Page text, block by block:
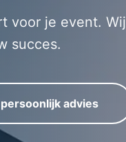
voor je event. Wij
succes.
advies